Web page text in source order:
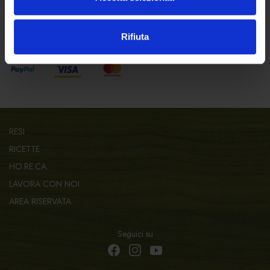
Rifiuta
SHOPPING SICURO
RESI
RICETTE
HO.RE.CA.
LAVORA CON NOI
AREA RISERVATA
Seguici su